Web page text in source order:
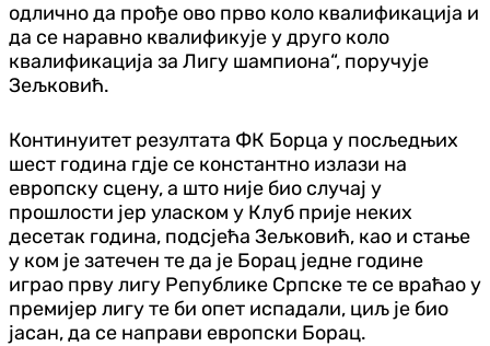
одлично да прође ово прво коло квалификација и
да се наравно квалификује у друго коло
квалификација за Лигу шампиона“, поручује
Зељковић.
Континуитет резултата ФК Борца у посљедњих
шест година гдје се константно излази на
европску сцену, а што није био случај у
прошлости јер уласком у Клуб прије неких
десетак година, подсјећа Зељковић, као и стање
у ком је затечен те да је Борац једне године
играо прву лигу Републике Српске те се враћао у
премијер лигу те би опет испадали, циљ је био
јасан, да се направи европски Борац.